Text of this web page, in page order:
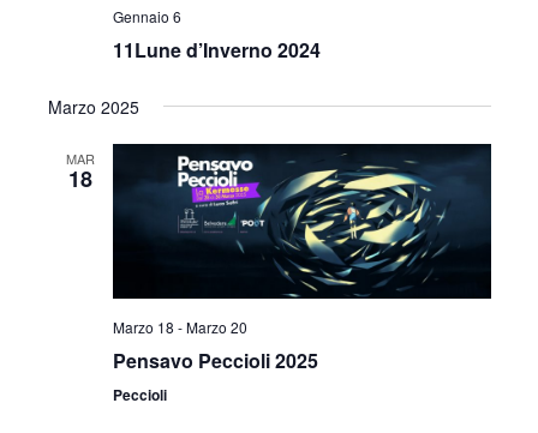
s
t
e
N
a
o
n
Gennaio 6
11Lune d’Inverno 2024
Marzo 2025
MAR
18
Marzo 18 -Marzo 20
Pensavo Peccioli 2025
Peccioli